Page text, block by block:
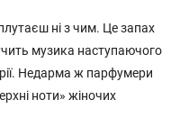
ні з чим. Це запах
музика наступаючого
Недарма ж парфумери
ноти» жіночих